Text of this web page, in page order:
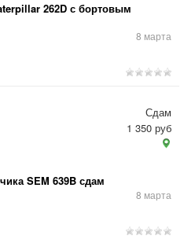
262D с бортовым
8 марта
SEM 639B сдам
8 марта
Сдам
1 350 руб